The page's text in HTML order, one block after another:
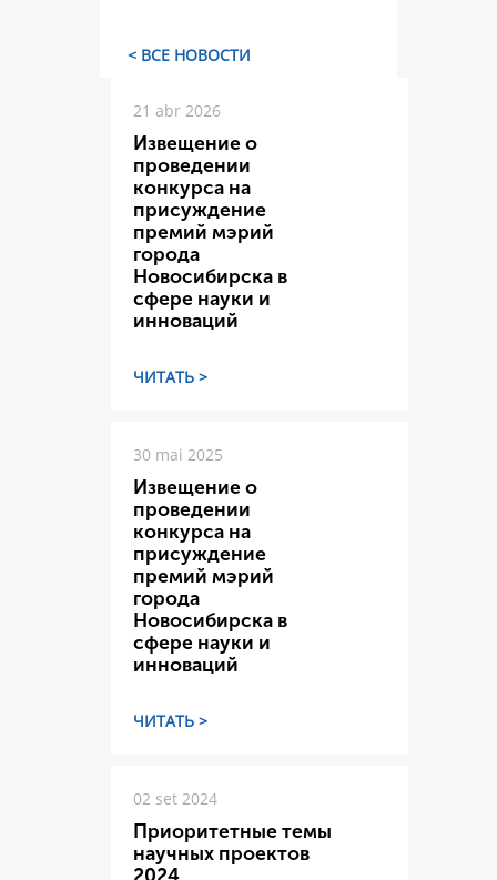
< ВСЕ НОВОСТИ
21 abr 2026
Извещение о
проведении
конкурса на
присуждение
премий мэрий
города
Новосибирска в
сфере науки и
инноваций
ЧИТАТЬ >
30 mai 2025
Извещение о
проведении
конкурса на
присуждение
премий мэрий
города
Новосибирска в
сфере науки и
инноваций
ЧИТАТЬ >
02 set 2024
Приоритетные темы
научных проектов